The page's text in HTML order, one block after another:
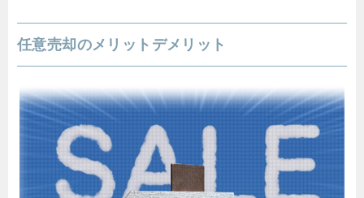
任意売却のメリットデメリット